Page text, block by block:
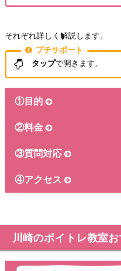
それぞれ詳しく解説します。
プチサポート
タップで開きます。
①目的
②料金
③質問対応
④アクセス
川崎のボイトレ教室お